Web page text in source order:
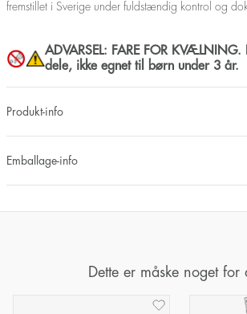
fremstillet i Sverige under fuldstændig kontrol og
ADVARSEL: FARE FOR
dele, ikke egnet til børn under 3 år.
Produkt-info
Emballage-info
Dette er måske noget for